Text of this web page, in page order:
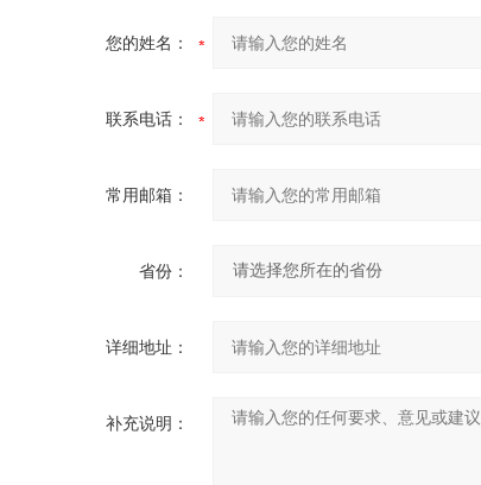
您的姓名：
联系电话：
常用邮箱：
省份：
详细地址：
补充说明：